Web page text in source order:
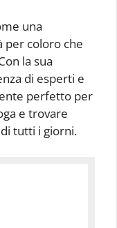
una
per coloro che
la sua
di esperti e
perfetto per
e trovare
tutti i giorni.